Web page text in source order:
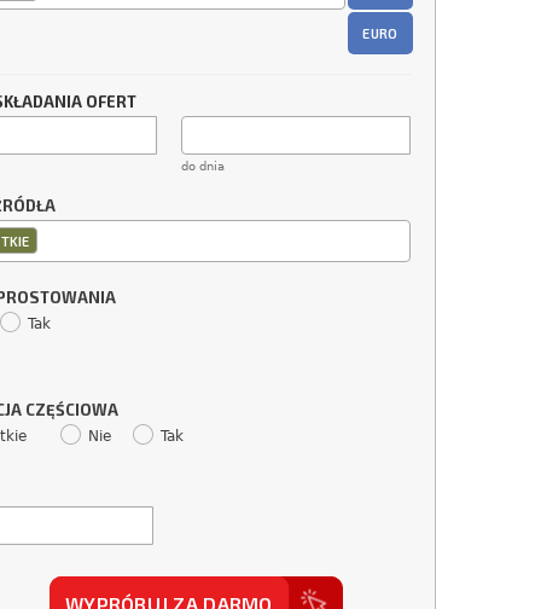
EURO
OFERT
do dnia
Tak
CZĘŚCIOWA
Nie Tak
WYPRÓBUJ ZA DARMO